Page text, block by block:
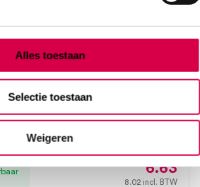
Alles toestaan
Selectie toestaan
Weigeren
handschoenen, XS, blauw
6.63
8.02 incl. BTW